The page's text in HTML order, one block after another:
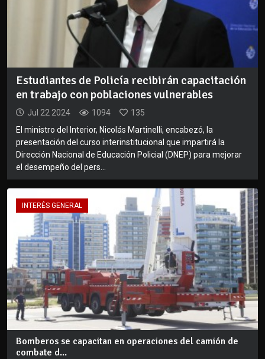
Estudiantes de Policía recibirán capacitación
en trabajo con poblaciones vulnerables
Jul 22 2024 1094
135
El ministro del Interior, Nicolás Martinelli, encabezó, la
presentación del curso interinstitucional que impartirá la
Dirección Nacional de Educación Policial (DNEP) para mejorar
el desempeño del pers...
INTERÉS GENERAL
Bomberos se capacitan en operaciones del camión de
combate d...